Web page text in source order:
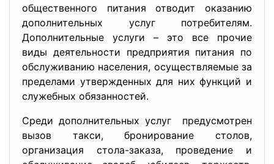
общественного питания отводит оказанию
дополнительных услуг потребителям.
Дополнительные услуги – это все прочие
виды деятельности предприятия питания по
обслуживанию населения, осуществляемые за
пределами утвержденных для них функций и
служебных обязанностей.
Среди дополнительных услуг предусмотрен
вызов такси, бронирование столов,
организация стола-заказа, проведение и